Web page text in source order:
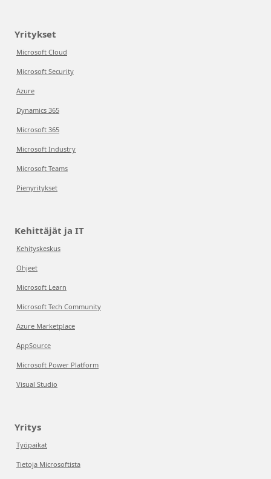
Yritykset
Microsoft Cloud
Microsoft Security
Azure
Dynamics 365
Microsoft 365
Microsoft Industry
Microsoft Teams
Pienyritykset
Kehittäjät ja IT
Kehityskeskus
Ohjeet
Microsoft Learn
Microsoft Tech Community
Azure Marketplace
AppSource
Microsoft Power Platform
Visual Studio
Yritys
Työpaikat
Tietoja Microsoftista